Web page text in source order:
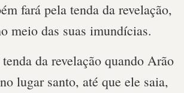
fará pela tenda da revelação,
meio das suas imundícias.
da revelação quando Arão
lugar santo, até que ele saia,